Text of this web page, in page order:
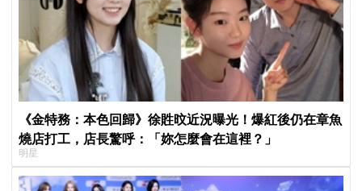
《金特務：本色回歸》徐貹旼近況曝光！爆紅後仍在章魚
燒店打工，店長驚呼：「妳怎麼會在這裡？」
明星